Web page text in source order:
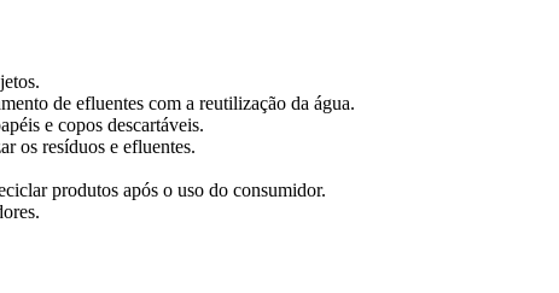
de efluentes com a reutilização da água.
e copos descartáveis.
os resíduos e efluentes.
produtos após o uso do consumidor.